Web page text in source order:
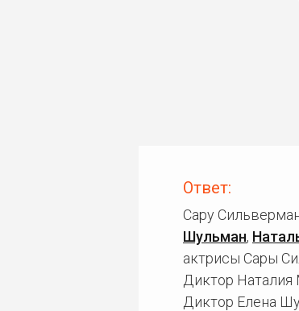
Ответ:
Сару
Шульман,
актрисы Сары
Диктор Наталия
Диктор Елена